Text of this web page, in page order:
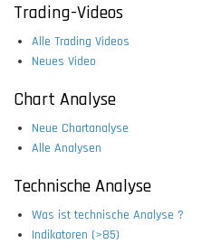
Trading-Videos
Alle Trading Videos
Neues Video
Chart Analyse
Neue Chartanalyse
Alle Analysen
Technische Analyse
Was ist technische Analyse ?
Indikatoren (>85)